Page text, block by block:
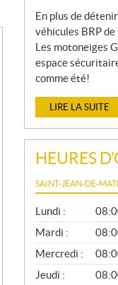
En plus de
véhicules BRP
Les motoneiges
espace
comme été!
LIRE LA SUITE
HEURES
SAINT-JEAN-DE-
G
É
N
É
R
A
L
Lundi :
Mardi :
Mercredi :
Jeudi :